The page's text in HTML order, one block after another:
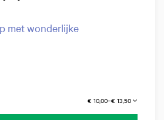
met wonderlijke
€ 10,00–€ 13,50